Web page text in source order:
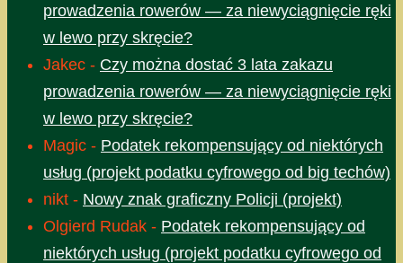
prowadzenia rowerów — za niewyciągnięcie ręki
w lewo przy skręcie?
Jakec - Czy można dostać 3 lata zakazu
prowadzenia rowerów — za niewyciągnięcie ręki
w lewo przy skręcie?
Magic - Podatek rekompensujący od niektórych
usług (projekt podatku cyfrowego od big techów)
nikt - Nowy znak graficzny Policji (projekt)
Olgierd Rudak - Podatek rekompensujący od
niektórych usług (projekt podatku cyfrowego od